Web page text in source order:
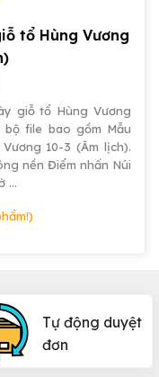
tổ Hùng Vương
giỗ tổ Hùng Vương
file bao gồm Mẫu
10-3 (Âm lịch).
nền Điểm nhấn Núi
…
Tự động duyệt
đơn